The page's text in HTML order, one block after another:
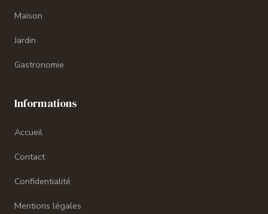
Maison
Jardin
Gastronomie
Informations
Accueil
Contact
Confidentialité
Mentions légales